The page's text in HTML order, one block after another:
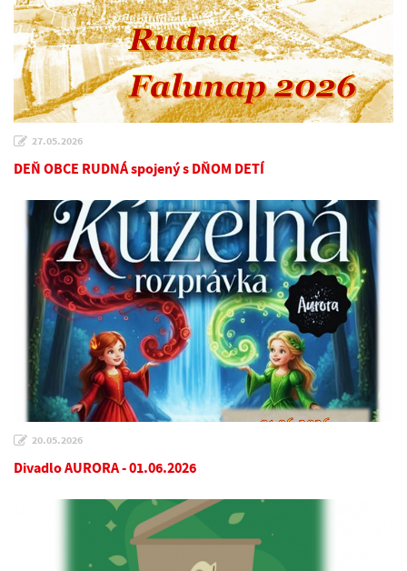
27.05.2026
DEŇ OBCE RUDNÁ spojený s DŇOM DETÍ
20.05.2026
Divadlo AURORA - 01.06.2026